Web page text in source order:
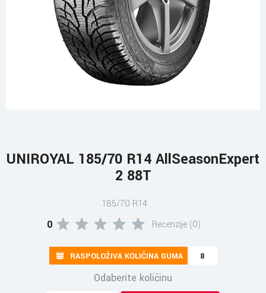
UNIROYAL 185/70 R14 AllSeasonExpert
2 88T
185/70 R14
0 Recenzije (0)
RASPOLOŽIVA KOLIČINA GUMA 8
Odaberite količinu